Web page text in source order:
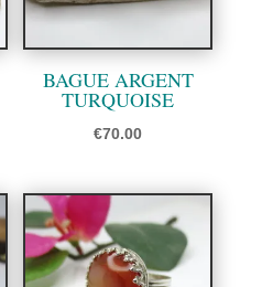
BAGUE ARGENT
TURQUOISE
€70.00